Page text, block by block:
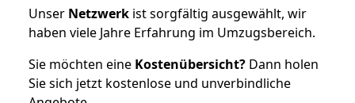
Unser Netzwerk ist sorgfältig ausgewählt, wir
haben viele Jahre Erfahrung im Umzugsbereich.
Sie möchten eine Kostenübersicht? Dann holen
Sie sich jetzt kostenlose und unverbindliche